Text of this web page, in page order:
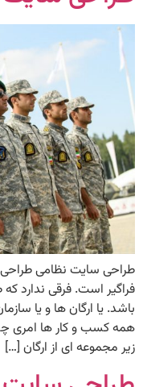
طراحی سایت نظامی
فراگیر است. فرقی ندارد
باشد. یا ارگان ها و یا
همه کسب و کار ها امری
زیر مجموعه ای از ارگان […]